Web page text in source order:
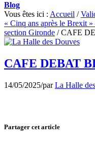
Blog
Vous êtes ici : Accueil /
« Cinq ans après le Brexit
section Gironde / CAFE
CAFE DEBAT
14/05/2025/parLa Halle
Partager cet article